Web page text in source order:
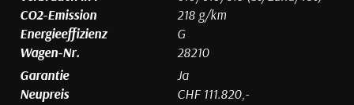
CO2-Emission
218 g/km
Energieeffizienz
G
Wagen-Nr.
28210
Garantie
Ja
Neupreis
CHF 111.820,-